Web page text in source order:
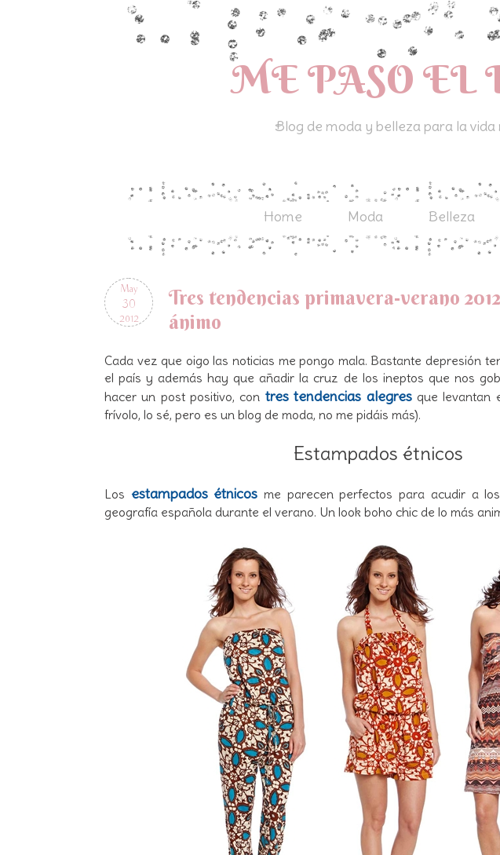
ME PASO EL
Blog de moda y belleza para la vida
Home Moda Belleza
May
30
2012
Tres tendencias primavera-verano
ánimo
Cada vez que oigo las noticias me pongo mala. Bastante depresión
el país y además hay que añadir la cruz de los ineptos que nos
hacer un post positivo, con tres tendencias alegresque levantan
frívolo, lo sé, pero es un blog de moda, no me pidáis más).
Estampados étnicos
Los estampados étnicos me parecen perfectos para acudir a
geografía española durante el verano. Un look boho chic de lo más